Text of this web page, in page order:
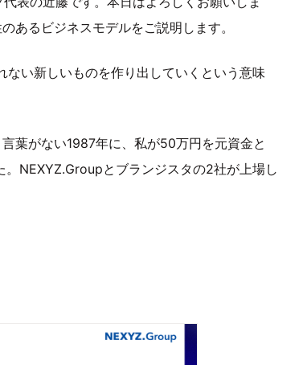
あるビジネスモデルをご説明します。
い新しいものを作り出していくという意味
葉がない1987年に、私が50万円を元資金と
NEXYZ.Groupとブランジスタの2社が上場し